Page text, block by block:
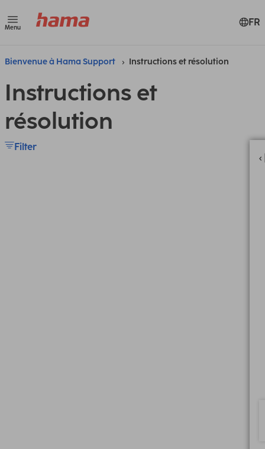
Menu FR
Bienvenue à Hama Support Instructions et résolution
Instructions et
résolution
Filter